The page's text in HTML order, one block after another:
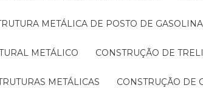
METÁLICA DE POSTO DE GASOLINA
METÁLICO CONSTRUÇÃO DE
METÁLICAS CONSTRUÇÃO